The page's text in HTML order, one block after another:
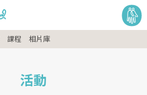
課程 相片庫
活動